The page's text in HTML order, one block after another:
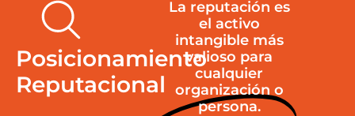
Posicionamiento
Reputacional
La reputación es
el activo
intangible más
valioso para
cualquier
organización o
persona.